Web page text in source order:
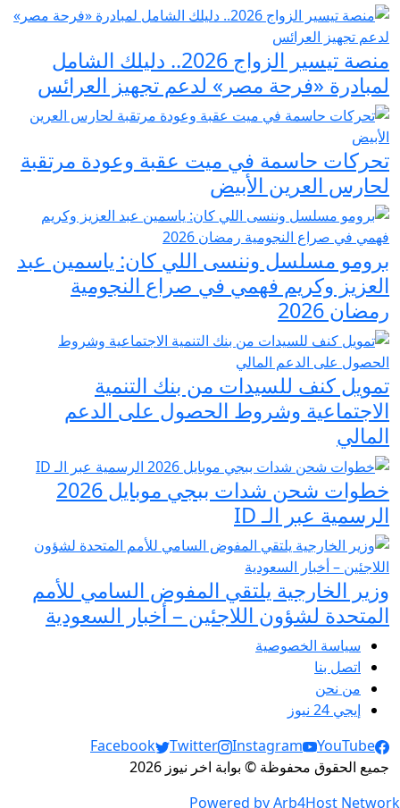
منصة تيسير الزواج 2026.. دليلك الشامل
لمبادرة «فرحة مصر» لدعم تجهيز العرائس
تحركات حاسمة في ميت عقبة وعودة مرتقبة
لحارس العرين الأبيض
برومو مسلسل وننسى اللي كان: ياسمين عبد
العزيز وكريم فهمي في صراع النجومية
رمضان 2026
تمويل كنف للسيدات من بنك التنمية
الاجتماعية وشروط الحصول على الدعم
المالي
خطوات شحن شدات ببجي موبايل 2026
الرسمية عبر الـ ID
وزير الخارجية يلتقي المفوض السامي للأمم
المتحدة لشؤون اللاجئين – أخبار السعودية
سياسة الخصوصية
اتصل بنا
من نحن
إيجي 24 نيوز
Social Links
Facebook Twitter Instagram
YouTube
جميع الحقوق محفوظة © بوابة اخر نيوز 2026
Powered by Arb4Host Network